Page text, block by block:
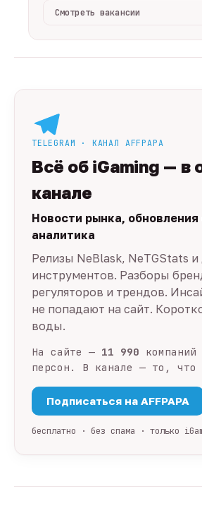
Смотреть вакансии
TELEGRAM · КАНАЛ AFFPAPA
Всё об iGaming — в
канале
Новости рынка, обновления
аналитика
Релизы NeBlask, NeTGStats и
инструментов. Разборы
регуляторов и трендов.
не попадают на сайт.
воды.
На сайте — 11 990 компаний
персон. В канале — то, что
Подписаться на AFFPAPA
бесплатно · без спама · только